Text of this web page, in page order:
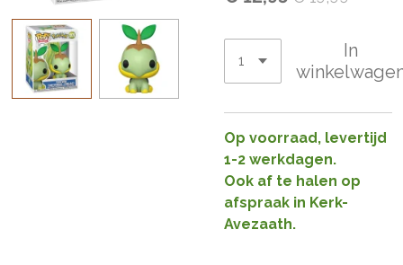
In
Op voorraad, levertijd
1-2 werkdagen.
Ook af te halen op
afspraak in Kerk-
Avezaath.